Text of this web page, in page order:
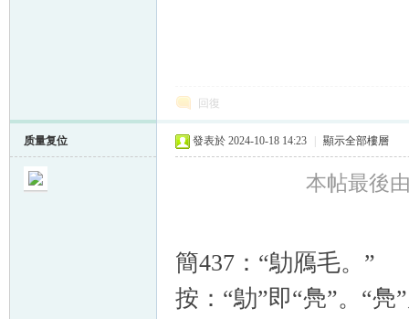
回復
质量复位 發表於 2024-10-18 14:23 顯示全部樓層
本帖最後
簡437：“鳨鴈毛。”
按：“鳨”即“鳧”。“鳧